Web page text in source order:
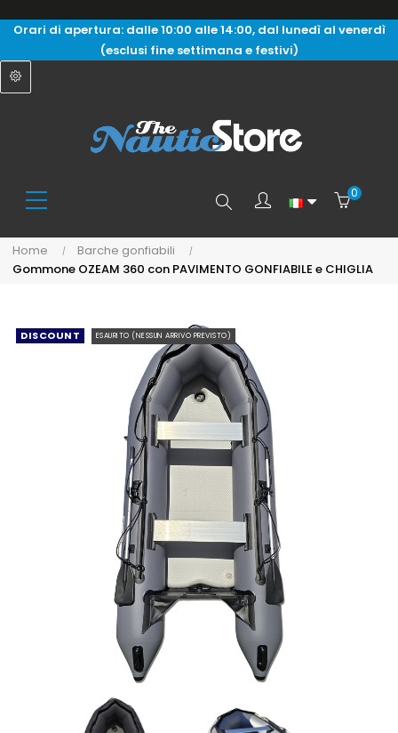
Orari di apertura: dalle 10:00 alle 14:00, dal lunedì al venerdì
(esclusi fine settimana e festivi)
Search
here...
0
Home
Barche gonfiabili
Gommone OZEAM 360 con PAVIMENTO GONFIABILE e CHIGLIA
DISCOUNT ESAURITO (NESSUN ARRIVO PREVISTO)